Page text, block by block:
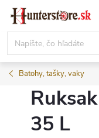
Prejsť
obsah
Batohy, tašky, vaky
35 L